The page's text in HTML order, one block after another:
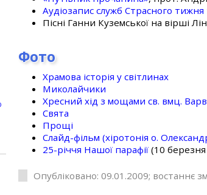
Аудіозапис служб Страсного
Пісні Ганни Куземської на вірші
Фото
Храмова історія у світлинах
Миколайчики
Хресний хід з мощами св. вмц.
Свята
Прощі
Слайд-фільм (хіротонія о.
25-рiччя Нашої парафiї (10
Опубліковано: 09.01.2009; востаннє